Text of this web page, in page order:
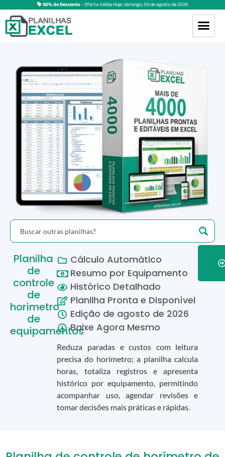
50% de Desconto– Oferta Válida Hoje:domingo,09deagostode2026
Planilha
de
controle
de
horímetro
de
equipamentos
Cálculo Automático
Resumo por Equipamento
Histórico Detalhado
Planilha Pronta e Disponível
Edição de agosto de 2026
Baixe Agora Mesmo
Reduza paradas e custos com leitura
precisa do horímetro; a planilha calcula
horas, totaliza registros e apresenta
histórico por equipamento, permitindo
acompanhar uso, agendar revisões e
tomar decisões mais práticas e rápidas.